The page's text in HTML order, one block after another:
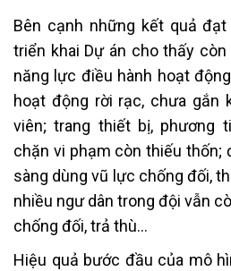
Bên cạnh những kết quả
triển khai Dự án cho thấy
năng lực điều hành hoạt
hoạt động rời rạc, chưa gắn
viên; trang thiết bị, phương
chặn vi phạm còn thiếu thốn;
sàng dùng vũ lực chống đối,
nhiều ngư dân trong đội vẫn
chống đối, trả thù…
Hiệu quả bước đầu của mô